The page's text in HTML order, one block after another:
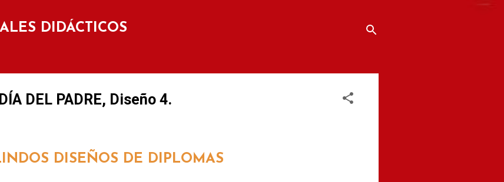
DIDÁCTICOS
DEL PADRE, Diseño 4.
DISEÑOS DE DIPLOMAS